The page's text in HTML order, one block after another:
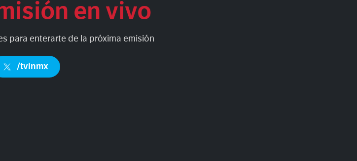
en vivo
para enterarte de la próxima emisión
/tvinmx